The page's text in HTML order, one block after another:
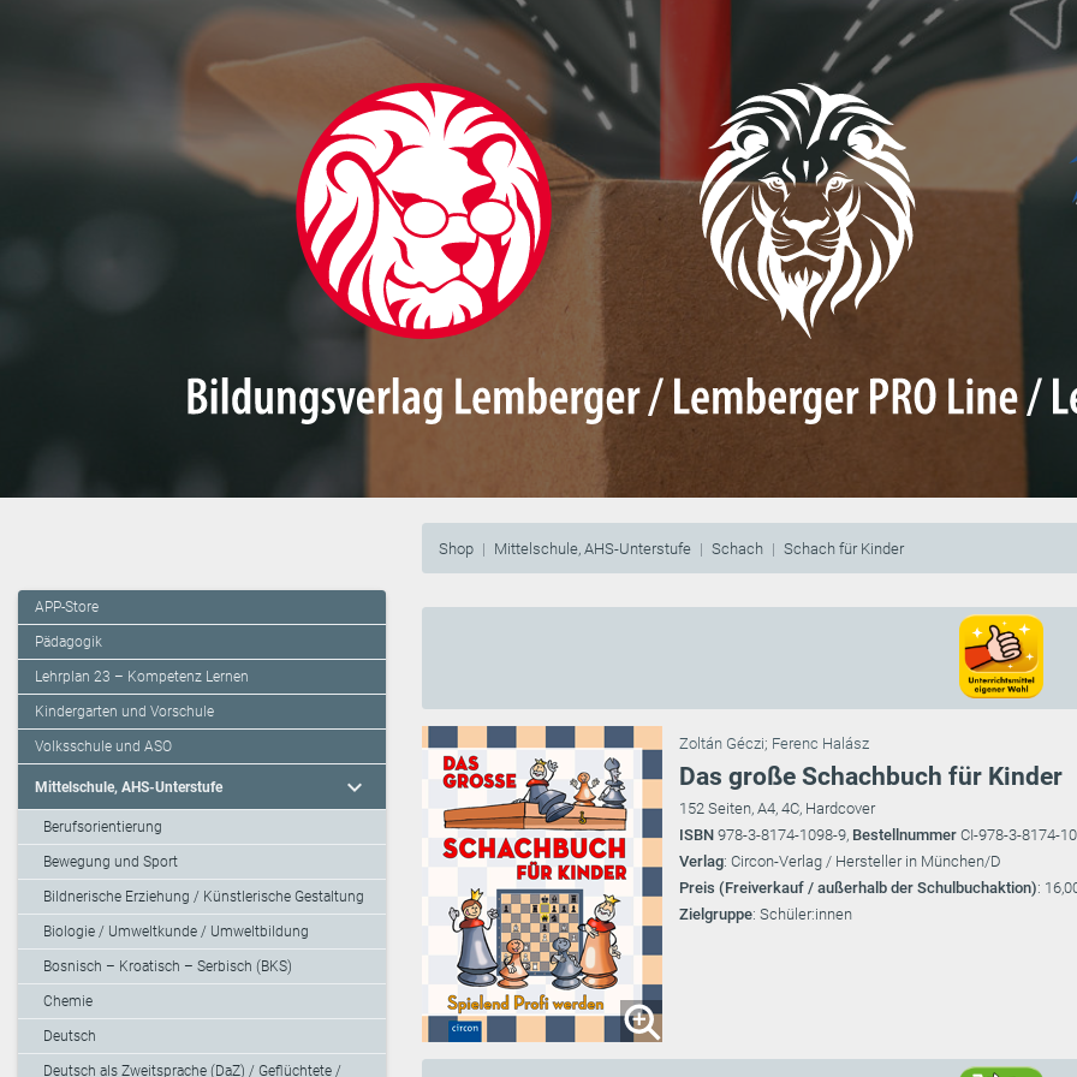
Shop Mittelschule, AHS-Unterstufe Schach Schach für Kinder
APP-Store
Pädagogik
Lehrplan 23 – Kompetenz Lernen
Kindergarten und Vorschule
Volksschule und ASO
Mittelschule, AHS-Unterstufe expand_more
Berufsorientierung
Bewegung und Sport
Bildnerische Erziehung / Künstlerische Gestaltung
Biologie / Umweltkunde / Umweltbildung
Bosnisch – Kroatisch – Serbisch (BKS)
Chemie
Deutsch
Deutsch als Zweitsprache (DaZ) / Geflüchtete /
Zoltán Géczi; Ferenc Halász
Das große Schachbuch für Kinder
152 Seiten, A4, 4C, Hardcover
ISBN 978-3-8174-1098-9, Bestellnummer CI-978-3-8174-
Verlag: Circon-Verlag / Hersteller in München/D
Preis (Freiverkauf / außerhalb der Schulbuchaktion):
Zielgruppe: Schüler:innen